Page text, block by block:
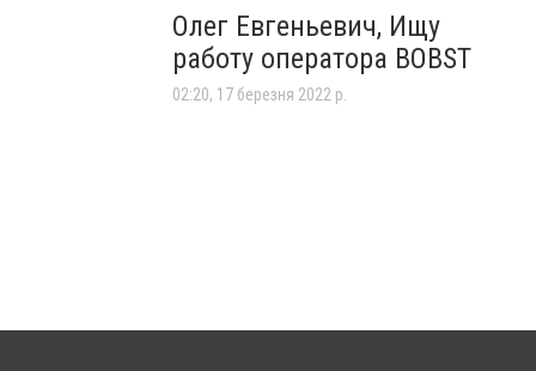
Олег Евгеньевич, Ищу
работу оператора BOBST
02:20, 17 березня 2022 р.